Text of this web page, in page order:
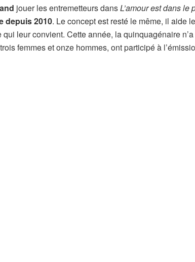
jouer les entremetteurs dansL’amour est dans le
depuis 2010. Le concept est resté le même, il aide
leur convient. Cette année, la quinquagénaire
femmes et onze hommes, ont participé à